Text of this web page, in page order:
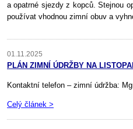
a opatrné sjezdy z kopců. Stejnou
používat vhodnou zimní obuv a
01.11.2025
PLÁN ZIMNÍ ÚDRŽBY NA
Kontaktní telefon – zimní údržba:
Celý článek >